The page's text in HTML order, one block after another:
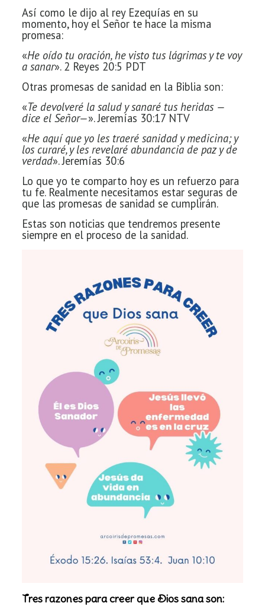
Así como le dijo al rey Ezequías en su
momento, hoy el Señor te hace la misma
promesa:
«He oído tu oración, he visto tus lágrimas y te voy
a sanar». 2 Reyes 20:5 PDT
Otras promesas de sanidad en la Biblia son:
«Te devolveré la salud y sanaré tus heridas —
dice el Señor—». Jeremías 30:17 NTV
«He aquí que yo les traeré sanidad y medicina; y
los curaré, y les revelaré abundancia de paz y de
verdad». Jeremías 30:6
Lo que yo te comparto hoy es un refuerzo para
tu fe. Realmente necesitamos estar seguras de
que las promesas de sanidad se cumplirán.
Estas son noticias que tendremos presente
siempre en el proceso de la sanidad.
Tres razones para creer que Dios sana son: